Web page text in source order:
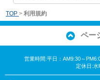
TOP > 利用規約
ペー
営業時間:平日：AM9:30～
定休日:水